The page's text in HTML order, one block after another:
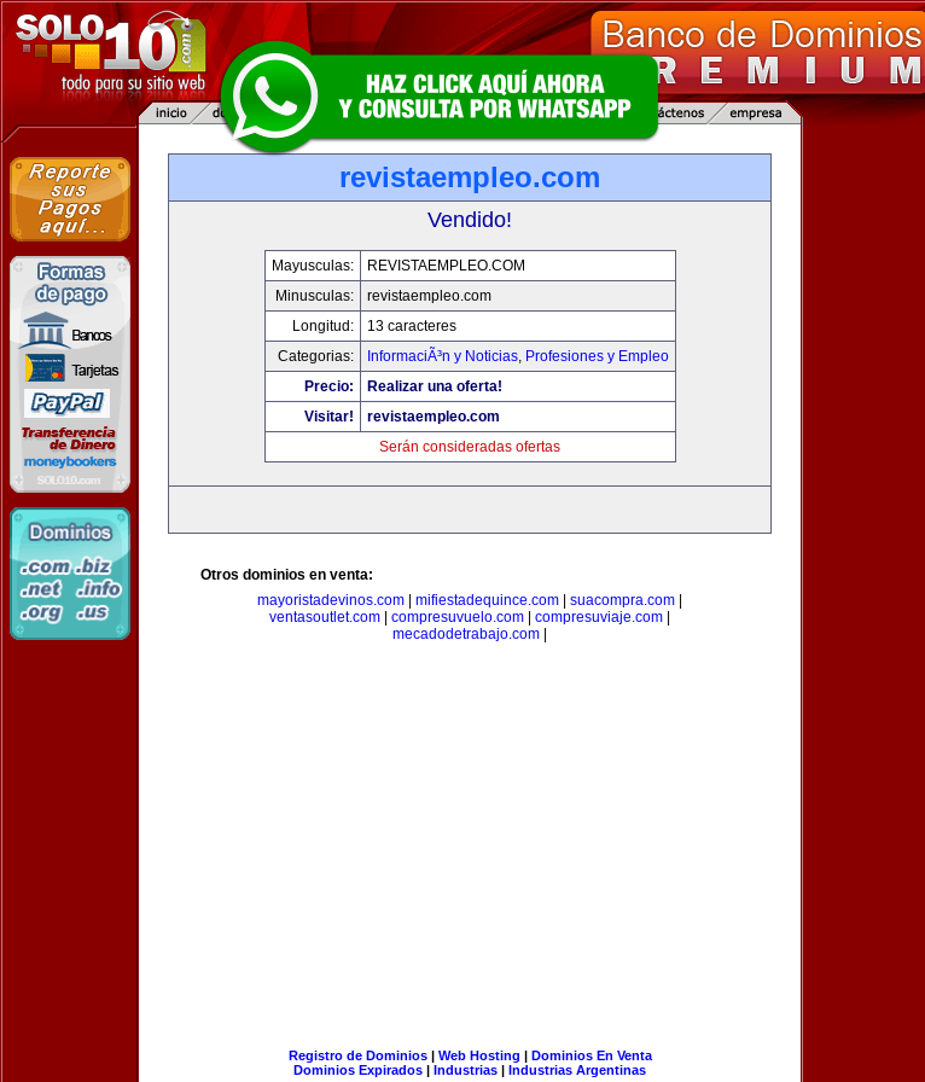
revistaempleo.com
Vendido!
Mayusculas:
REVISTAEMPLEO.COM
Minusculas:
revistaempleo.com
Longitud:
13 caracteres
Categorias:
InformaciÃ³n y Noticias, Profesiones y Empleo
Precio:
Realizar una oferta!
Visitar!
revistaempleo.com
Serán consideradas ofertas
Otros dominios en venta:
mayoristadevinos.com
mifiestadequince.com suacompra.com
ventasoutlet.com
compresuvuelo.com compresuviaje.com
mecadodetrabajo.com
Registro de Dominios| Web Hosting | Dominios En Venta
Dominios Expirados | Industrias | Industrias Argentinas